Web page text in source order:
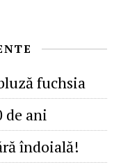
fuchsia
de ani
îndoială!